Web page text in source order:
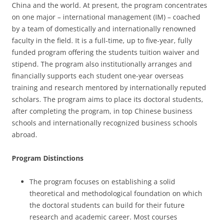
China and the world. At present, the program concentrates
on one major – international management (IM) – coached
by a team of domestically and internationally renowned
faculty in the field. It is a full-time, up to five-year, fully
funded program offering the students tuition waiver and
stipend. The program also institutionally arranges and
financially supports each student one-year overseas
training and research mentored by internationally reputed
scholars. The program aims to place its doctoral students,
after completing the program, in top Chinese business
schools and internationally recognized business schools
abroad.
Program Distinctions
The program focuses on establishing a solid
theoretical and methodological foundation on which
the doctoral students can build for their future
research and academic career. Most courses